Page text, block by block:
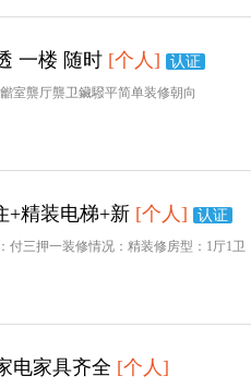
一楼 随时 [个人] 认证
室龒厅龒卫鑶驋平简单装修朝向
+精装电梯+新 [个人] 认证
付三押一装修情况：精装修房型：1厅1卫
电家具齐全 [个人]